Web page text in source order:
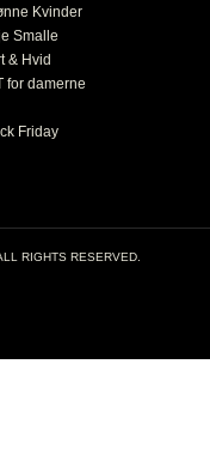
Kvinder
Smalle
& Hvid
for damerne
Friday
RIGHTS RESERVED.